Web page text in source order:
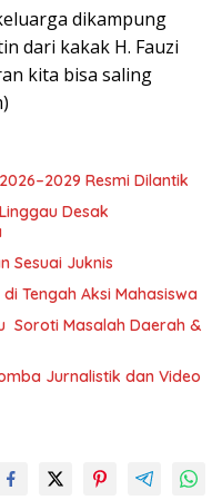
dikampung
dari kakak H. Fauzi
kita bisa saling
Resmi Dilantik
Desak
Sesuai Juknis
Tengah Aksi Mahasiswa
Soroti Masalah Daerah &
Jurnalistik dan Video